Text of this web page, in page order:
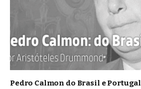
Pedro Calmon do Brasil e Portugal